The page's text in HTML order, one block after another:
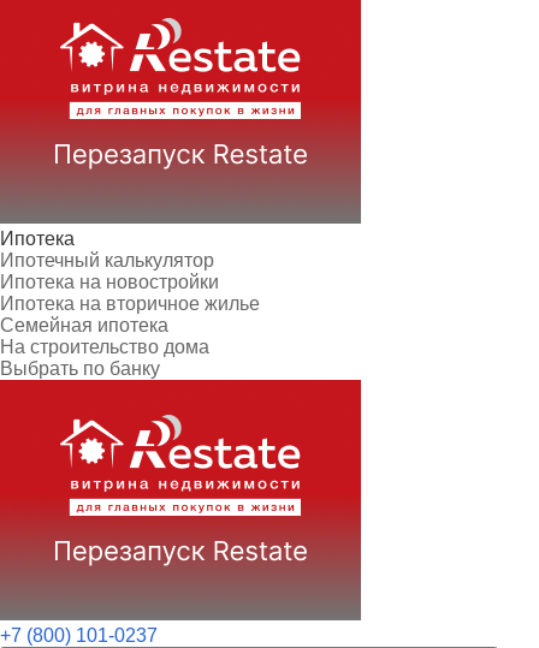
Ипотека
Ипотечный калькулятор
Ипотека на новостройки
Ипотека на вторичное жилье
Семейная ипотека
На строительство дома
Выбрать по банку
+7 (800) 101-0237